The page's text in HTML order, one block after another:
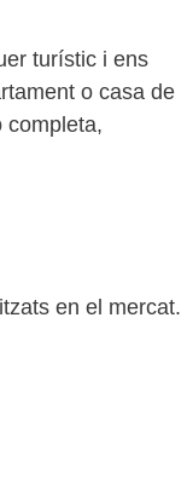
turístic i ens
o casa de
completa,
en el mercat.